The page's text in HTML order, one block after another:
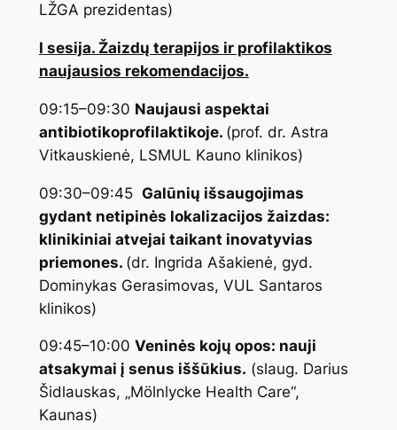
LŽGA prezidentas)
I sesija. Žaizdų terapijos ir profilaktikos
naujausios rekomendacijos.
09:15–09:30 Naujausi aspektai
antibiotikoprofilaktikoje. (prof. dr. Astra
Vitkauskienė, LSMUL Kauno klinikos)
09:30–09:45 Galūnių išsaugojimas
gydant netipinės lokalizacijos žaizdas:
klinikiniai atvejai taikant inovatyvias
priemones. (dr. Ingrida Ašakienė, gyd.
Dominykas Gerasimovas, VUL Santaros
klinikos)
09:45–10:00 Veninės kojų opos: nauji
atsakymai į senus iššūkius. (slaug. Darius
Šidlauskas, „Mölnlycke Health Care“,
Kaunas)